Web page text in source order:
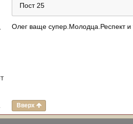
Пост 25
Олег ваще супер.Молодца.Респект
Вверх